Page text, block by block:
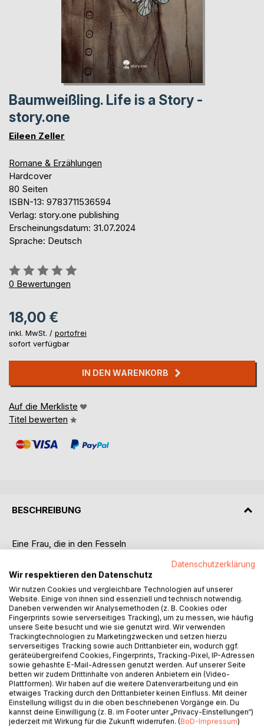
Baumweißling. Life is a Story -
story.one
Eileen Zeller
Romane & Erzählungen
Hardcover
80 Seiten
ISBN-13: 9783711536594
Verlag: story.one publishing
Erscheinungsdatum: 31.07.2024
Sprache: Deutsch
Bewertung::
0%
0 Bewertungen
18,00 €
inkl. MwSt. / portofrei
sofort verfügbar
IN DEN WARENKORB
Auf die Merkliste
Titel bewerten
BESCHREIBUNG
Eine Frau, die in den Fesseln
Ein Lichtstrahl, der sich zaghaft in das Dunkel schleicht.
Und mittendrin: ein Schmetterling.
Als der Baumweißling an ihrem Fenster erscheint,
beginnt eine sehnsuchtsvolle Suche
voller unerwarteter Entdeckungen,
innerer Kämpfe, Schmerz und Heilung.
"Baumweißling" ist eine poetische und tief bewegende
Erzählung aus dem Leben mit ME/CFS und Long COVID.
Eine innere Reise zu Sinn und Freiheit, der zerbrechlichen
Schönheit des Lebens und der unerschütterlichen
Hoffnung, die uns alle verbindet.
Datenschutzerklärung
Wir respektieren den Datenschutz
Wir nutzen Cookies und vergleichbare Technologien auf unserer
Website. Einige von ihnen sind essenziell und technisch notwendig.
Daneben verwenden wir Analysemethoden (z. B. Cookies oder
Fingerprints sowie serverseitiges Tracking), um zu messen, wie häufig
unsere Seite besucht und wie sie genutzt wird. Wir verwenden
Trackingtechnologien zu Marketingzwecken und setzen hierzu
serverseitiges Tracking sowie auch Drittanbieter ein, wodurch ggf.
geräteübergreifend Cookies, Fingerprints, Tracking-Pixel, IP-Adressen
sowie gehashte E-Mail-Adressen genutzt werden. Auf unserer Seite
betten wir zudem Drittinhalte von anderen Anbietern ein (Video-
Plattformen). Wir haben auf die weitere Datenverarbeitung und ein
etwaiges Tracking durch den Drittanbieter keinen Einfluss. Mit deiner
Einstellung willigst du in die oben beschriebenen Vorgänge ein. Du
kannst deine Einwilligung (z. B. im Footer unter „Privacy-Einstellungen“)
jederzeit mit Wirkung für die Zukunft widerrufen. (BoD-Impressum)